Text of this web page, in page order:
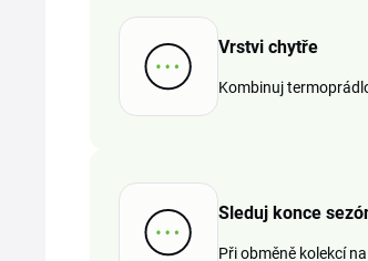
Vrstvi chytře
Kombinuj
Sleduj konce
Při obměně kolekcí